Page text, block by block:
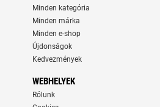
Minden kategória
Minden márka
Minden e-shop
Újdonságok
Kedvezmények
WEBHELYEK
Rólunk